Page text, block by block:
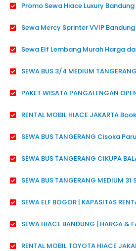
Promo Sewa Hiace Luxury Bandung
Sewa Mercy Sprinter VVIP Bandung
Sewa Elf Lembang Murah Harga
SEWA BUS 3/4 MEDIUM
PAKET WISATA PANGALENGAN
RENTAL MOBIL HIACE JAKARTA
SEWA BUS TANGERANG Cisoka
SEWA BUS TANGERANG CIKUPA
SEWA BUS TANGERANG MEDIUM 31
SEWA ELF BOGOR | KAPASITAS
SEWA HIACE BANDUNG | HARGA &
RENTAL MOBIL TOYOTA HIACE